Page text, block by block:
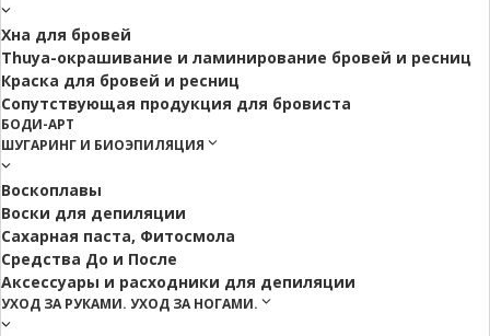
Хна для бровей
Thuya-окрашивание и ламинирование бровей и ресниц
Краска для бровей и ресниц
Сопутствующая продукция для бровиста
БОДИ-АРТ
ШУГАРИНГ И БИОЭПИЛЯЦИЯ
Воскоплавы
Воски для депиляции
Сахарная паста, Фитосмола
Средства До и После
Аксессуары и расходники для депиляции
УХОД ЗА РУКАМИ. УХОД ЗА НОГАМИ.